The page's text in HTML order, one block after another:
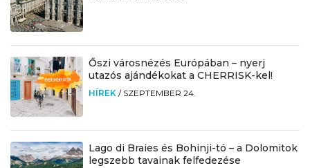
Őszi városnézés Európában – nyerj
utazós ajándékokat a CHERRISK-kel!
HÍREK / SZEPTEMBER 24.
Lago di Braies és Bohinji-tó – a Dolomitok
legszebb tavainak felfedezése